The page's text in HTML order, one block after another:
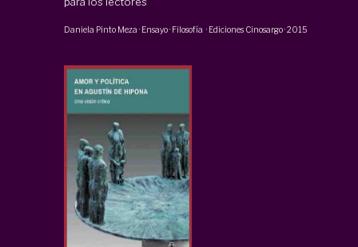
Daniela Pinto Meza · Ensayo · Filosofía · Ediciones Cinosargo·2015